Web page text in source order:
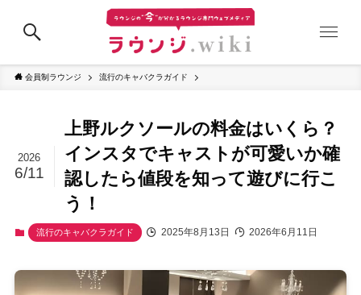
会員制ラウンジ 流行のキャバクラガイド
上野ルクソールの料金はいくら？
インスタでキャストが可愛いか確
認したら値段を知って遊びに行こ
う！
2026
6/11
流行のキャバクラガイド 2025年8月13日 2026年6月11日